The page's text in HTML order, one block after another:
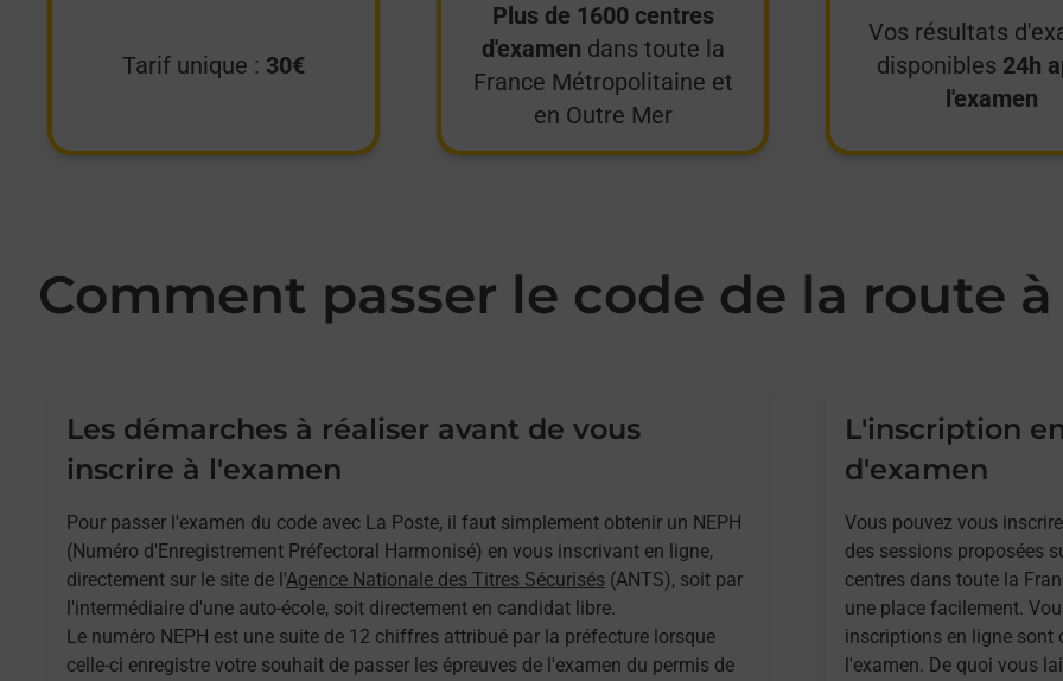
Tarif unique : 30€
Plus de 1600 centres
d'examen dans toute la
France Métropolitaine et
en Outre Mer
Vos résultats
disponibles 24h
l'examen
Comment passer le code de la route à
Les démarches à réaliser avant de vous
inscrire à l'examen
Pour passer l'examen du code avec La Poste, il faut simplement obtenir un NEPH
(Numéro d'Enregistrement Préfectoral Harmonisé) en vous inscrivant en ligne,
directement sur le site de l'Agence Nationale des Titres Sécurisés (ANTS), soit par
l'intermédiaire d'une auto-école, soit directement en candidat libre.
Le numéro NEPH est une suite de 12 chiffres attribué par la préfecture lorsque
celle-ci enregistre votre souhait de passer les épreuves de l'examen du permis de
L'inscription
d'examen
Vous pouvez vous
des sessions proposées
centres dans toute la
une place facilement.
inscriptions en ligne sont
l'examen. De quoi vous